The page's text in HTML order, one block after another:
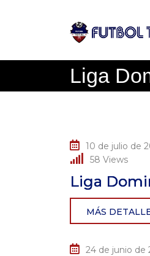
Liga
10 de julio de
58 Views
Liga
MÁS
24 de junio de